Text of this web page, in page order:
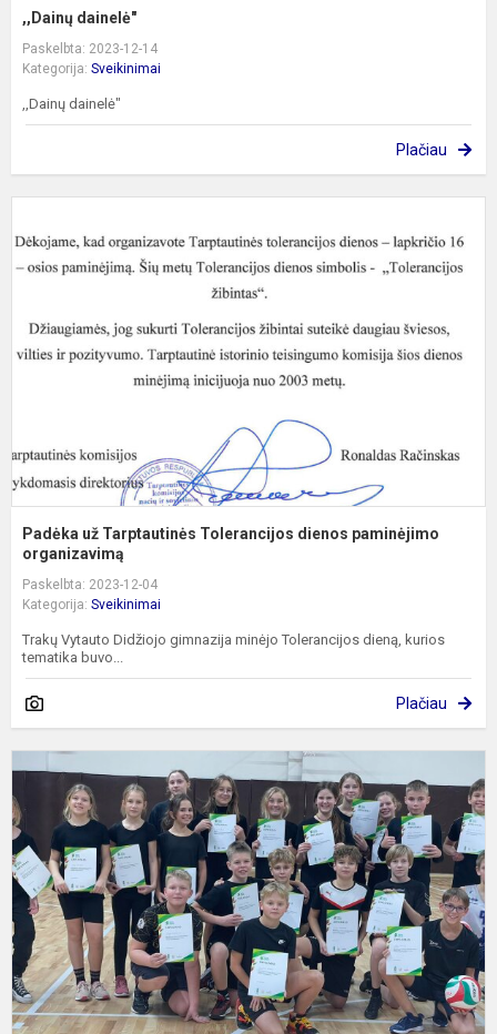
,,Dainų dainelė"
Paskelbta: 2023-12-14
Kategorija: Sveikinimai
,,Dainų dainelė"
Plačiau
Padėka už Tarptautinės Tolerancijos dienos paminėjimo
organizavimą
Paskelbta: 2023-12-04
Kategorija: Sveikinimai
Trakų Vytauto Didžiojo gimnazija minėjo Tolerancijos dieną, kurios
tematika buvo...
Plačiau